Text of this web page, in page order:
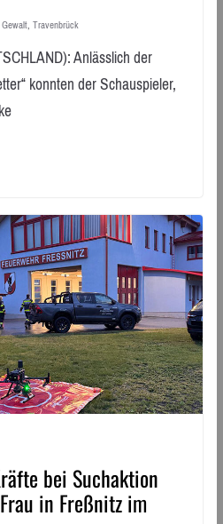
Gewalt, Travenbrück
Anlässlich der
konnten der Schauspieler,
bei Suchaktion
in Freßnitz im